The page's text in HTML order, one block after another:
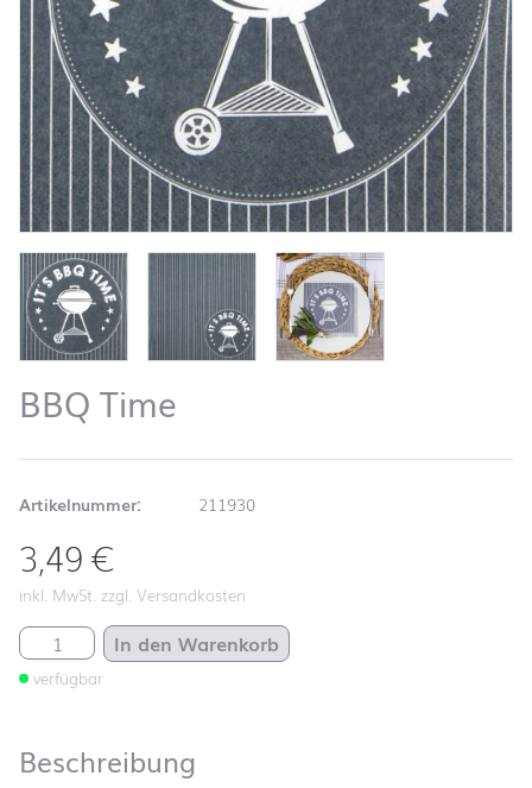
BBQ Time
Artikelnummer: 211930
3,49€
inkl. MwSt. zzgl. Versandkosten
BBQ Time Menge
verfügbar
In den Warenkorb
Beschreibung